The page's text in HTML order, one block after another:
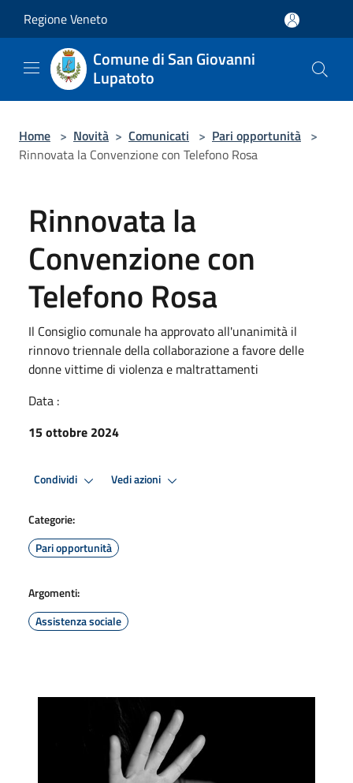
Regione Veneto
Comune di San Giovanni
Lupatoto
Home > Novità > Comunicati > Pari opportunità >
Rinnovata la Convenzione con Telefono Rosa
Rinnovata la
Convenzione con
Telefono Rosa
Il Consiglio comunale ha approvato all'unanimità il
rinnovo triennale della collaborazione a favore delle
donne vittime di violenza e maltrattamenti
Data :
15 ottobre 2024
Condividi Vedi azioni
Categorie:
Pari opportunità
Argomenti:
Assistenza sociale